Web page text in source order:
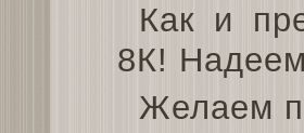
Как и
8К!
Желаем